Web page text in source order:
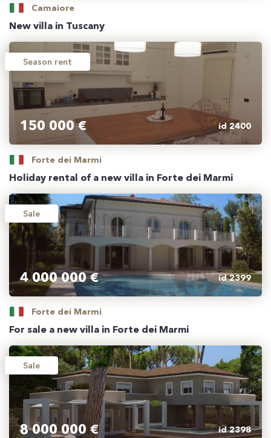
Camaiore
New villa in Tuscany
Season rent
150 000 € id 2400
Forte dei Marmi
Holiday rental of a new villa in Forte dei Marmi
Sale
4 000 000 € id 2399
Forte dei Marmi
For sale a new villa in Forte dei Marmi
Sale
8 000 000 € id 2398